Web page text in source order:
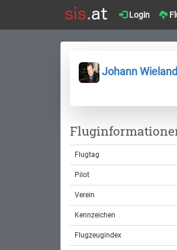
Login
Johann Wieland
Flugtag
Pilot
Verein
Kennzeichen
Flugzeugindex